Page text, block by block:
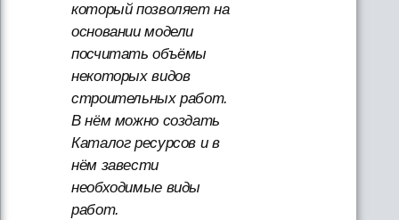
который позволяет на
основании модели
посчитать объёмы
некоторых видов
строительных работ.
В нём можно создать
Каталог ресурсов и в
нём завести
необходимые виды
работ.